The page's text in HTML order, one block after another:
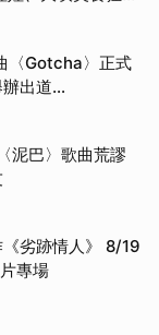
〈Gotcha〉正式
出道
泥巴〉歌曲荒謬
劣跡情人》 8/19
專場